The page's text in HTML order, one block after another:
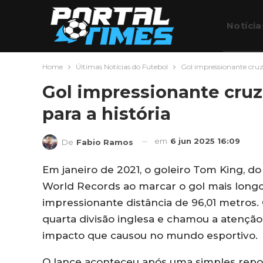
Home Últimas Notícias do Futebol Gol impressionante
Gol impressionante
para a história
De Fabio Ramos em 6 jun 2025 16:09
Em janeiro de 2021, o goleiro Tom King,
World Records ao marcar o gol mais
impressionante distância de 96,01
quarta divisão inglesa e chamou a
impacto que causou no mundo esportivo.